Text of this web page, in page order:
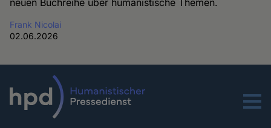
Frank Nicolai
02.06.2026
Menu